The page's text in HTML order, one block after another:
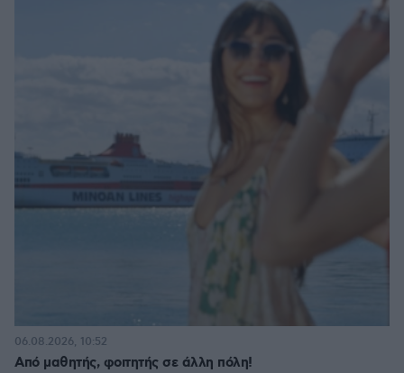
Από μαθητής, φοιτητής σε άλλη πόλη!
06.08.2026, 10:52